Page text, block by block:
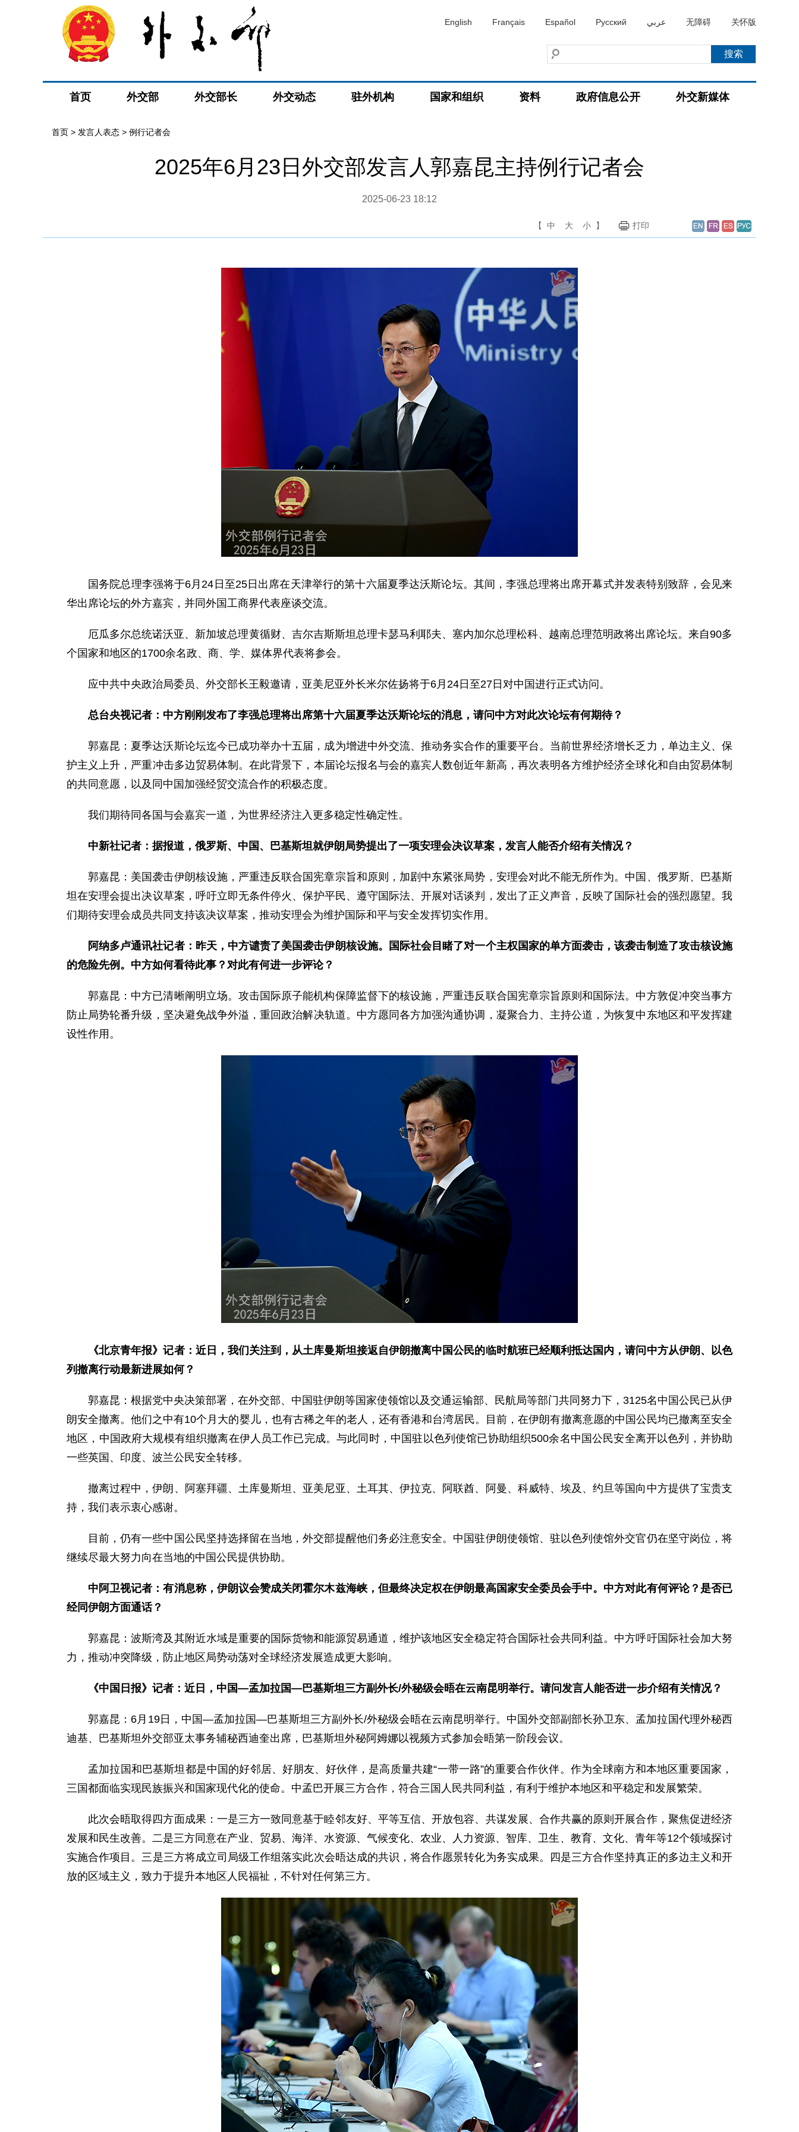
English Français Español Русский عربي 无障碍 关怀版
首页 外交部 外交部长 外交动态 驻外机构 国家和组织 资料 政府信息公开 外交新媒体
首页 > 发言人表态 > 例行记者会
2025年6月23日外交部发言人郭嘉昆主持例行记者会
2025-06-23 18:12
【 中 大 小 】 打印
国务院总理李强将于6月24日至25日出席在天津举行的第十六届夏季达沃斯论坛。其间，李强总理将出席开幕式并发表特别致辞，会见来
华出席论坛的外方嘉宾，并同外国工商界代表座谈交流。
厄瓜多尔总统诺沃亚、新加坡总理黄循财、吉尔吉斯斯坦总理卡瑟马利耶夫、塞内加尔总理松科、越南总理范明政将出席论坛。来自90多
个国家和地区的1700余名政、商、学、媒体界代表将参会。
应中共中央政治局委员、外交部长王毅邀请，亚美尼亚外长米尔佐扬将于6月24日至27日对中国进行正式访问。
总台央视记者：中方刚刚发布了李强总理将出席第十六届夏季达沃斯论坛的消息，请问中方对此次论坛有何期待？
郭嘉昆：夏季达沃斯论坛迄今已成功举办十五届，成为增进中外交流、推动务实合作的重要平台。当前世界经济增长乏力，单边主义、保
护主义上升，严重冲击多边贸易体制。在此背景下，本届论坛报名与会的嘉宾人数创近年新高，再次表明各方维护经济全球化和自由贸易体制
的共同意愿，以及同中国加强经贸交流合作的积极态度。
我们期待同各国与会嘉宾一道，为世界经济注入更多稳定性确定性。
中新社记者：据报道，俄罗斯、中国、巴基斯坦就伊朗局势提出了一项安理会决议草案，发言人能否介绍有关情况？
郭嘉昆：美国袭击伊朗核设施，严重违反联合国宪章宗旨和原则，加剧中东紧张局势，安理会对此不能无所作为。中国、俄罗斯、巴基斯
坦在安理会提出决议草案，呼吁立即无条件停火、保护平民、遵守国际法、开展对话谈判，发出了正义声音，反映了国际社会的强烈愿望。我
们期待安理会成员共同支持该决议草案，推动安理会为维护国际和平与安全发挥切实作用。
阿纳多卢通讯社记者：昨天，中方谴责了美国袭击伊朗核设施。国际社会目睹了对一个主权国家的单方面袭击，该袭击制造了攻击核设施
的危险先例。中方如何看待此事？对此有何进一步评论？
郭嘉昆：中方已清晰阐明立场。攻击国际原子能机构保障监督下的核设施，严重违反联合国宪章宗旨原则和国际法。中方敦促冲突当事方
防止局势轮番升级，坚决避免战争外溢，重回政治解决轨道。中方愿同各方加强沟通协调，凝聚合力、主持公道，为恢复中东地区和平发挥建
设性作用。
《北京青年报》记者：近日，我们关注到，从土库曼斯坦接返自伊朗撤离中国公民的临时航班已经顺利抵达国内，请问中方从伊朗、以色
列撤离行动最新进展如何？
郭嘉昆：根据党中央决策部署，在外交部、中国驻伊朗等国家使领馆以及交通运输部、民航局等部门共同努力下，3125名中国公民已从伊
朗安全撤离。他们之中有10个月大的婴儿，也有古稀之年的老人，还有香港和台湾居民。目前，在伊朗有撤离意愿的中国公民均已撤离至安全
地区，中国政府大规模有组织撤离在伊人员工作已完成。与此同时，中国驻以色列使馆已协助组织500余名中国公民安全离开以色列，并协助
一些英国、印度、波兰公民安全转移。
撤离过程中，伊朗、阿塞拜疆、土库曼斯坦、亚美尼亚、土耳其、伊拉克、阿联酋、阿曼、科威特、埃及、约旦等国向中方提供了宝贵支
持，我们表示衷心感谢。
目前，仍有一些中国公民坚持选择留在当地，外交部提醒他们务必注意安全。中国驻伊朗使领馆、驻以色列使馆外交官仍在坚守岗位，将
继续尽最大努力向在当地的中国公民提供协助。
中阿卫视记者：有消息称，伊朗议会赞成关闭霍尔木兹海峡，但最终决定权在伊朗最高国家安全委员会手中。中方对此有何评论？是否已
经同伊朗方面通话？
郭嘉昆：波斯湾及其附近水域是重要的国际货物和能源贸易通道，维护该地区安全稳定符合国际社会共同利益。中方呼吁国际社会加大努
力，推动冲突降级，防止地区局势动荡对全球经济发展造成更大影响。
《中国日报》记者：近日，中国—孟加拉国—巴基斯坦三方副外长/外秘级会晤在云南昆明举行。请问发言人能否进一步介绍有关情况？
郭嘉昆：6月19日，中国—孟加拉国—巴基斯坦三方副外长/外秘级会晤在云南昆明举行。中国外交部副部长孙卫东、孟加拉国代理外秘西
迪基、巴基斯坦外交部亚太事务辅秘西迪奎出席，巴基斯坦外秘阿姆娜以视频方式参加会晤第一阶段会议。
孟加拉国和巴基斯坦都是中国的好邻居、好朋友、好伙伴，是高质量共建“一带一路”的重要合作伙伴。作为全球南方和本地区重要国家，
三国都面临实现民族振兴和国家现代化的使命。中孟巴开展三方合作，符合三国人民共同利益，有利于维护本地区和平稳定和发展繁荣。
此次会晤取得四方面成果：一是三方一致同意基于睦邻友好、平等互信、开放包容、共谋发展、合作共赢的原则开展合作，聚焦促进经济
发展和民生改善。二是三方同意在产业、贸易、海洋、水资源、气候变化、农业、人力资源、智库、卫生、教育、文化、青年等12个领域探讨
实施合作项目。三是三方将成立司局级工作组落实此次会晤达成的共识，将合作愿景转化为务实成果。四是三方合作坚持真正的多边主义和开
放的区域主义，致力于提升本地区人民福祉，不针对任何第三方。